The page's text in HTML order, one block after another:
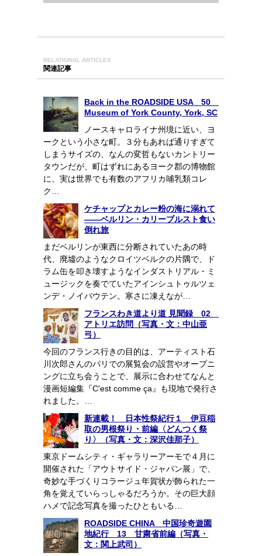
RELATIONAL ARTICLES
関連記事
Back in the ROADSIDE USA 50
Museum of York County, York, SC
ノースキャロライナ州境に近い、ヨ
ークという小さな町。３分もあれば通りすぎて
しまうサイズの、なんの変哲もないカントリー
タウンだが、町はずれにあるヨーク郡の博物館
に、実は世界でも有数のアフリカ哺乳類コレ
ク…
ケチャップとカレー粉の海に溺れて
――ベルリン・カリーブルスト食い
倒れ旅
まだベルリンが東西に分断されていたあの時
代、廃墟のようなクロイツベルクの片隅で、ド
ラム缶を叩き壊すようなインダストリアル・ミ
ュージックを奏でていたアインシュトゥルツェ
ンデ・ノイバウテン。寒さに凍えなが…
フランスわき道より道 見聞録 02
アトリエ訪問（写真・文：中山亜
弓）
今回のフランス行きの目的は、アーティスト石
川次郎さんのパリでの展覧会の設営やオープニ
ングに立ち会うことで、展示に合わせてなんと
漫画短編集『C'est comme ça』も現地で発行さ
れました。…
新連載！ 日本性祭紀行１ 伊豆稲
取の男根祭り・前編〈どんつく祭
り〉（写真・文：深沢佳那子）
東京ドームシティ・ギャラリーアーモで４月に
開催された「アウトサイド・ジャパン展」で、
奇妙な手づくりコラージュ年賀状が飾られた一
角を覚えていらっしゃるだろうか。その巨大顔
ハメで記念写真を撮ったひともいる…
ROADSIDE CHINA 中国珍奇遊園
地紀行 13 甘粛省前編（写真・
文：関上武司）